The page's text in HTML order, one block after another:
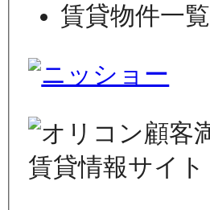
賃貸物件一覧